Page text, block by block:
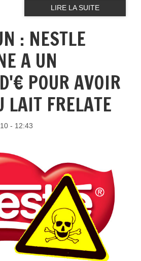
LIRE LA SUITE
: NESTLE
A UN
POUR AVOIR
LAIT FRELATE
- 12:43